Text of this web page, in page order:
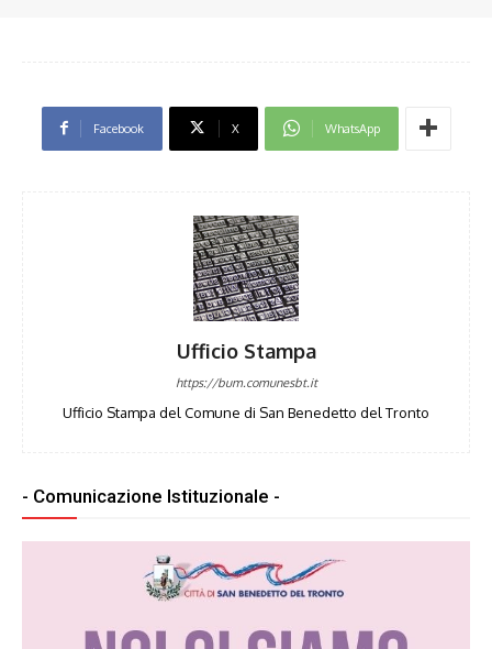
Facebook X WhatsApp
Ufficio Stampa
https://bum.comunesbt.it
Ufficio Stampa del Comune di San Benedetto del Tronto
- Comunicazione Istituzionale -